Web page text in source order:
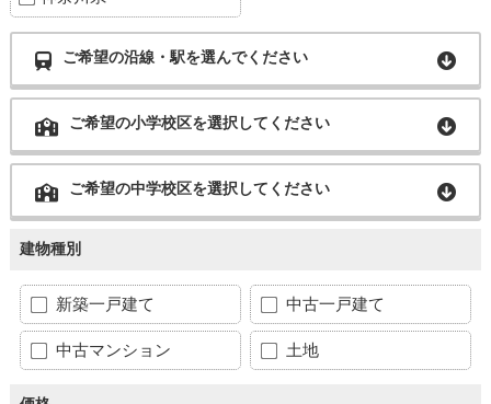
ご希望の沿線・駅を選んでください
ご希望の小学校区を選択してください
ご希望の中学校区を選択してください
建物種別
新築一戸建て 中古一戸建て
中古マンション 土地